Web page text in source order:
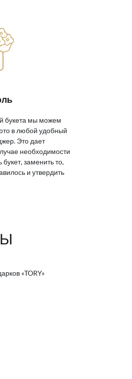
букета мы можем
в любой удобный
Это дает
необходимости
букет, заменить то,
и утвердить
«TORY»